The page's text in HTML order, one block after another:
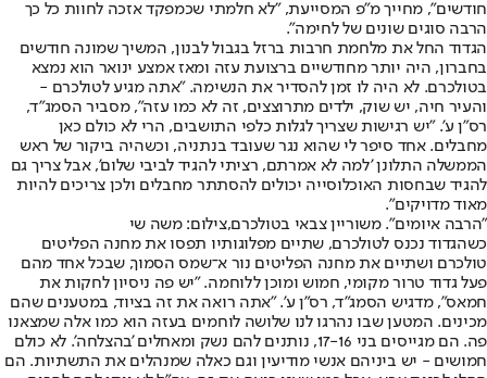
חודשים", מחייך מ"פ המסייעת, "לא חלמתי שכמפקד אזכה לחוות כל כך
הרבה סוגים שונים של לחימה".
הגדוד החל את מלחמת חרבות ברזל בגבול לבנון, המשיך שמונה חודשים
בחברון, היה יותר מחודשיים ברצועת עזה ומאז אמצע ינואר הוא נמצא
בטולכרם. לא היה לו זמן להסדיר את הנשימה. "אתה מגיע לטולכרם -
והעיר חיה, יש שוק, ילדים מתרוצצים, זה לא כמו עזה", מסביר הסמג"ד,
רס"ן ע'. "יש רגישות שצריך לגלות כלפי התושבים, הרי לא כולם כאן
מחבלים. אחד סיפר לי שהוא נגר שעובד בנתניה, וכשהיה ביקור של ראש
הממשלה התלונן 'למה לא אמרתם, רציתי להגיד לביבי שלום', אבל צריך גם
להגיד שבחסות האוכלוסייה יכולים להסתתר מחבלים ולכן צריכים להיות
מאוד מדויקים".
"הרבה איומים". משוריין צבאי בטולכרם,צילום: משה שי
כשהגדוד נכנס לטולכרם, שתיים מפלוגותיו תפסו את מחנה הפליטים
טולכרם ושתיים את מחנה הפליטים נור א־שמס הסמוך, שבכל אחד מהם
פעל גדוד טרור מקומי, חמוש ומוכן ללוחמה. "יש פה ניסיון לחקות את
חמאס", מדגיש הסמג"ד, רס"ן ע'. "אתה רואה את זה בציוד, במטענים שהם
מכינים. המטען שבו נהרגו לנו שלושה לוחמים בעזה הוא כמו אלה שמצאנו
פה. הם מגייסים בני 17-16, נותנים להם נשק ומאחלים 'בהצלחה'. לא כולם
חמושים - יש ביניהם אנשי מודיעין וגם כאלה שמנהלים את התשתיות. הם